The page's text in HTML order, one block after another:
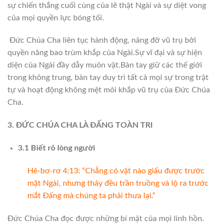
sự chiến thắng cuối cùng của lẽ thật Ngài và sự diệt vong
của mọi quyền lực bóng tối.
Đức Chúa Cha liên tục hành động, nâng đỡ vũ trụ bởi
quyền năng bao trùm khắp của Ngài.Sự vĩ đại và sự hiện
diện của Ngài đầy dẫy muôn vật.Bàn tay giữ các thế giới
trong không trung, bàn tay duy trì tất cả mọi sự trong trật
tự và hoạt động không mệt mỏi khắp vũ trụ của Đức Chúa
Cha.
3. ĐỨC CHÚA CHA LÀ ĐẤNG TOÀN TRI
3.1 Biết rõ lòng người
Hê-bơ-rơ 4:13: “Chẳng có vật nào giấu được trước
mặt Ngài, nhưng thảy đều trần truồng và lộ ra trước
mắt Đấng mà chúng ta phải thưa lại.”
Đức Chúa Cha đọc được những bí mật của mọi linh hồn.